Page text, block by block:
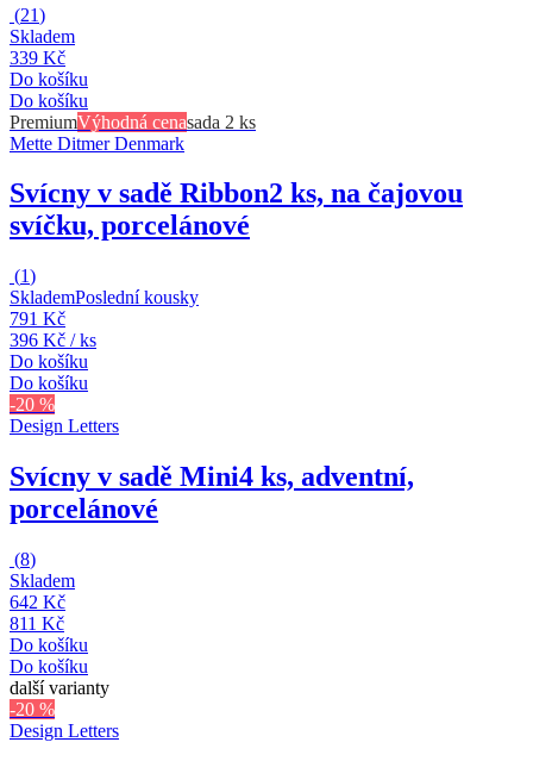
(21)
Skladem
339 Kč
Do košíku
Do košíku
PremiumVýhodná cenasada 2 ks
Mette Ditmer Denmark
Svícny v sadě Ribbon2 ks, na čajovou
svíčku, porcelánové
(1)
SklademPoslední kousky
791 Kč
396 Kč / ks
Do košíku
Do košíku
-20 %
Design Letters
Svícny v sadě Mini4 ks, adventní,
porcelánové
(8)
Skladem
642 Kč
811 Kč
Do košíku
Do košíku
další varianty
-20 %
Design Letters